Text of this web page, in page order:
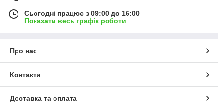
Сьогодні працює з 09:00 до 16:00
Показати весь графік роботи
Про нас
Контакти
Доставка та оплата